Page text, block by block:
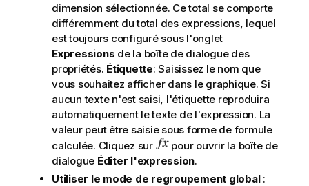
dimension sélectionnée. Ce total se comporte
différemment du total des expressions, lequel
est toujours configuré sous l'onglet
Expressions de la boîte de dialogue des
propriétés. Étiquette: Saisissez le nom que
vous souhaitez afficher dans le graphique. Si
aucun texte n'est saisi, l'étiquette reproduira
automatiquement le texte de l'expression. La
valeur peut être saisie sous forme de formule
calculée. Cliquez sur
pour ouvrir la boîte de
dialogue Éditer l'expression.
Utiliser le mode de regroupement global: